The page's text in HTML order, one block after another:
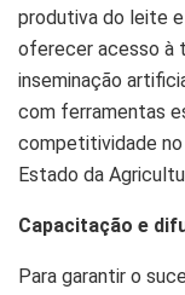
produtiva do leite
oferecer acesso à
inseminação
com ferramentas
competitividade
Estado da
Capacitação e
Para garantir o